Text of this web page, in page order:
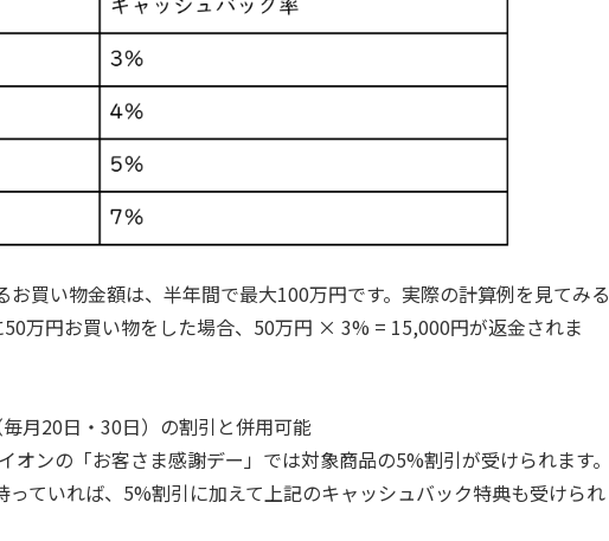
お買い物金額は、半年間で最大100万円です。実際の計算例を見てみる
万円お買い物をした場合、50万円 × 3% = 15,000円が返金されま
月20日・30日）の割引と併用可能
オンの「お客さま感謝デー」では対象商品の5%割引が受けられます。
っていれば、5%割引に加えて上記のキャッシュバック特典も受けられ